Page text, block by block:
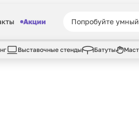
Акции
Выставочные стенды Батуты